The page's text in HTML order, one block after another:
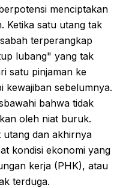
menciptakan
Ketika satu utang tak
terperangkap
lubang" yang tak
satu pinjaman ke
kewajiban sebelumnya.
bahwa tidak
oleh niat buruk.
utang dan akhirnya
kondisi ekonomi yang
kerja (PHK), atau
terduga.